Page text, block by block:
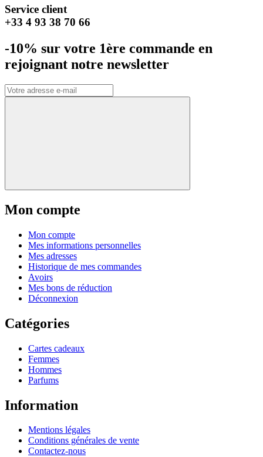
Service client
+33 4 93 38 70 66
-10% sur votre 1ère commande en
rejoignant notre newsletter
Mon compte
Mon compte
Mes informations personnelles
Mes adresses
Historique de mes commandes
Avoirs
Mes bons de réduction
Déconnexion
Catégories
Cartes cadeaux
Femmes
Hommes
Parfums
Information
Mentions légales
Conditions générales de vente
Contactez-nous